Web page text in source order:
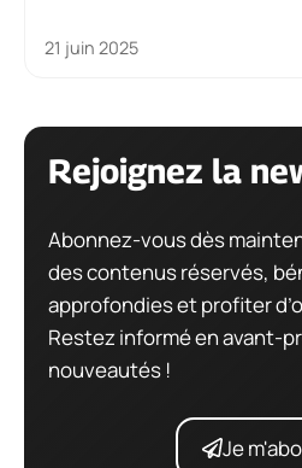
21 juin 2025
Rejoignez la
Abonnez-vous dès
des contenus réservés,
approfondies et profiter
Restez informé en avant-
nouveautés !
Je